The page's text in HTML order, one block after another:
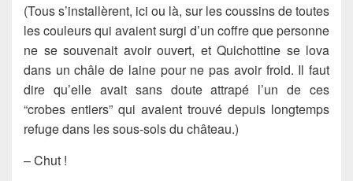
(Tous s’installèrent, ici ou là, sur les coussins de toutes
les couleurs qui avaient surgi d’un coffre que personne
ne se souvenait avoir ouvert, et Quichottine se lova
dans un châle de laine pour ne pas avoir froid. Il faut
dire qu’elle avait sans doute attrapé l’un de ces
“crobes entiers” qui avaient trouvé depuis longtemps
refuge dans les sous-sols du château.)
– Chut !